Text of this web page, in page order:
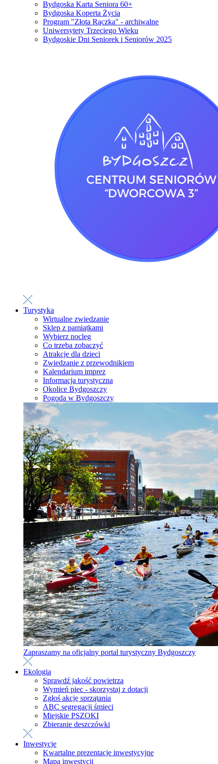
Bydgoska Karta Seniora 60+
Bydgoska Koperta Życia
Program "Złota Rączka" - archiwalne
Uniwersytety Trzeciego Wieku
Bydgoskie Dni Seniorek i Seniorów 2025
Turystyka
Wirtualne zwiedzanie
Sklep z pamiątkami
Wybierz nocleg
Co trzeba zobaczyć
Atrakcje dla dzieci
Zwiedzanie z przewodnikiem
Kalendarium imprez
Informacja turystyczna
Okolice Bydgoszczy
Pogoda w Bydgoszczy
Zapraszamy na oficjalny portal turystyczny Bydgoszczy
Ekologia
Sprawdź jakość powietrza
Wymień piec - skorzystaj z dotacji
Zgłoś akcję sprzątania
ABC segregacji śmieci
Miejskie PSZOKI
Zbieranie deszczówki
Inwestycje
Kwartalne prezentacje inwestycyjne
Mapa inwestycji